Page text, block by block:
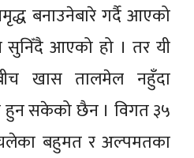
बनाउनेबारे गर्दै आएको
सुनिँदै आएको हो । तर यी
खास तालमेल नहुँदा
हुन सकेको छैन । विगत ३५
चलेका बहुमत र अल्पमतका